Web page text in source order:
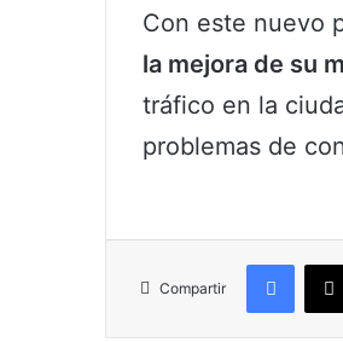
Con este nuevo
la mejora de su
tráfico en la
problemas de
Compartir